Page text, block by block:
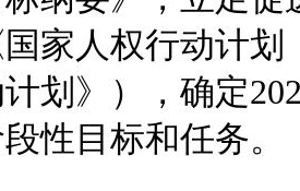
家人权行动计划
划》），确定
性目标和任务。